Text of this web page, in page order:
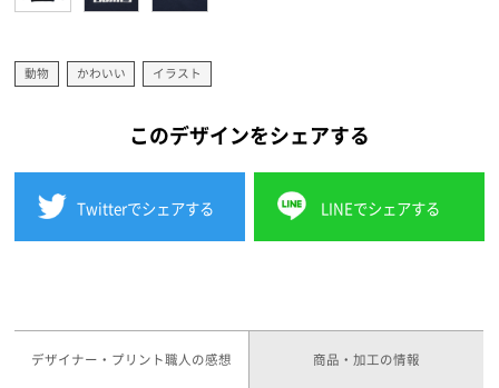
動物 かわいい イラスト
このデザインをシェアする
Twitterでシェアする LINEでシェアする
デザイナー・プリント職人の感想 商品・加工の情報